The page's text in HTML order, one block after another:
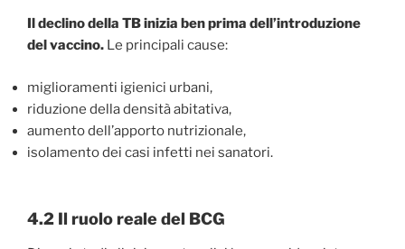
Il declino della TB inizia ben prima dell’introduzione
del vaccino. Le principali cause:
miglioramenti igienici urbani,
riduzione della densità abitativa,
aumento dell’apporto nutrizionale,
isolamento dei casi infetti nei sanatori.
4.2 Il ruolo reale del BCG